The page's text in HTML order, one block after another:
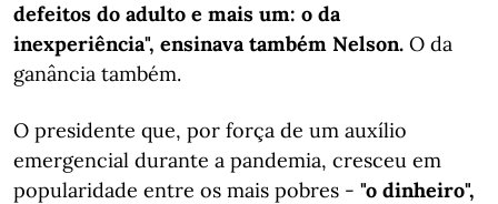
defeitos do adulto e mais um: o da
inexperiência", ensinava também Nelson. O da
ganância também.
O presidente que, por força de um auxílio
emergencial durante a pandemia, cresceu em
popularidade entre os mais pobres - "o dinheiro",